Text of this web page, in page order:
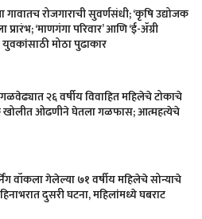
गावातच रोजगाराची सुवर्णसंधी; ‘कृषि उद्योजक
‘माणगंगा परिवार’ आणि ‘ई-ॲग्री
युवकांसाठी मोठा पुढाकार
२६ वर्षीय विवाहित महिलेचे टोकाचे
ओढणीने घेतला गळफास; आत्महत्येचे
वॉकला गेलेल्या ७१ वर्षीय महिलेचे सोन्याचे
दुसरी घटना, महिलांमध्ये घबराट